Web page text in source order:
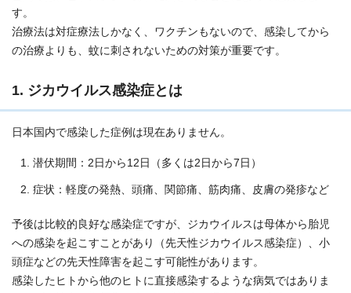
す。
治療法は対症療法しかなく、ワクチンもないので、感染してから
の治療よりも、蚊に刺されないための対策が重要です。
1. ジカウイルス感染症とは
日本国内で感染した症例は現在ありません。
潜伏期間：2日から12日（多くは2日から7日）
症状：軽度の発熱、頭痛、関節痛、筋肉痛、皮膚の発疹など
予後は比較的良好な感染症ですが、ジカウイルスは母体から胎児
への感染を起こすことがあり（先天性ジカウイルス感染症）、小
頭症などの先天性障害を起こす可能性があります。
感染したヒトから他のヒトに直接感染するような病気ではありま